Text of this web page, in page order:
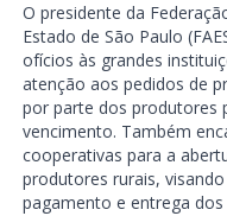
O presidente da
Estado de São Paulo
ofícios às grandes
atenção aos pedidos de
por parte dos produtores
vencimento. Também
cooperativas para a
produtores rurais,
pagamento e entrega